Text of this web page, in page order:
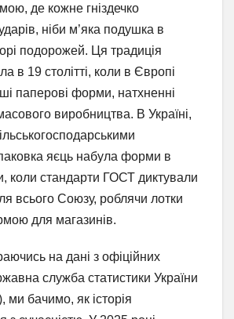
де кожне гніздечко
ніби м’яка подушка в
подорожей. Ця традиція
в 19 столітті, коли в Європі
паперові форми, натхненні
виробництва. В Україні,
яєць набула форми в
коли стандарти ГОСТ диктували
всього Союзу, роблячи лотки
для магазинів.
на дані з офіційних
служба статистики України
ми бачимо, як історія